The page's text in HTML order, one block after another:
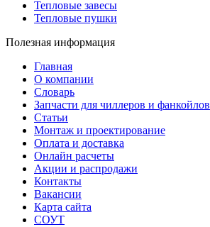
Тепловые завесы
Тепловые пушки
Полезная информация
Главная
О компании
Словарь
Запчасти для чиллеров и фанкойлов
Статьи
Монтаж и проектирование
Оплата и доставка
Онлайн расчеты
Акции и распродажи
Контакты
Вакансии
Карта сайта
СОУТ